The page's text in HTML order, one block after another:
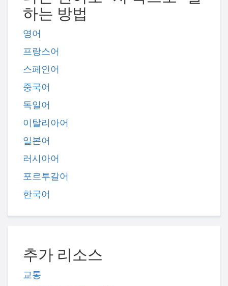
하는 방법
영어
프랑스어
스페인어
중국어
독일어
이탈리아어
일본어
러시아어
포르투갈어
한국어
추가 리소스
교통